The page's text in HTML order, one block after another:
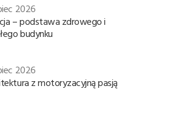
2026
– podstawa zdrowego i
budynku
2026
z motoryzacyjną pasją